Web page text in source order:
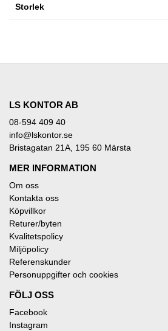
Storlek
LS KONTOR AB
08-594 409 40
info@lskontor.se
Bristagatan 21A, 195 60 Märsta
MER INFORMATION
Om oss
Kontakta oss
Köpvillkor
Returer/byten
Kvalitetspolicy
Miljöpolicy
Referenskunder
Personuppgifter och cookies
FÖLJ OSS
Facebook
Instagram